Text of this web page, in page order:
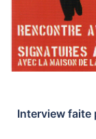
Interview faite